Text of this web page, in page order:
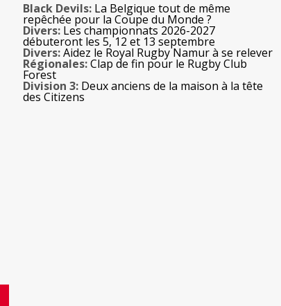
Black Devils: La Belgique tout de même
repêchée pour la Coupe du Monde ?
Divers: Les championnats 2026-2027
débuteront les 5, 12 et 13 septembre
Divers:Aidez le Royal Rugby Namur à se relever
Régionales:Clap de fin pour le Rugby Club
Forest
Division 3: Deux anciens de la maison à la tête
des Citizens